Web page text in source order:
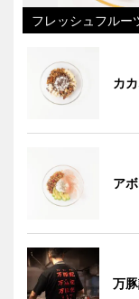
フレッシュフルー
カ
ア
万